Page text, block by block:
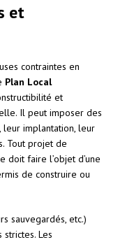
et
contraintes en
Plan Local
et
Il peut imposer des
leur implantation, leur
Tout projet de
doit faire l’objet d’une
de construire ou
sauvegardés, etc.)
Les